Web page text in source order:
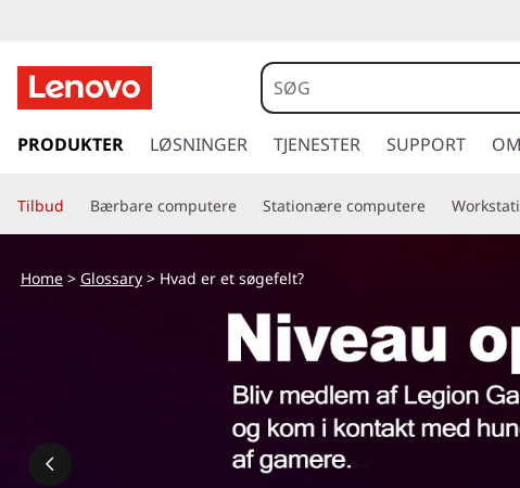
p
n
g
i
PRODUKTER LØSNINGER TJENESTER SUPPORT
Tilbud Bærbare computere Stationære computere
Home> Glossary> Hvad er et søgefelt?